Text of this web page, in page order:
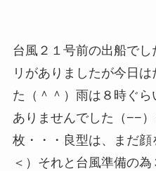
台風２１号前の出船で
リがありましたが今日
た（＾＾）雨は８時ぐ
ありませんでした（−−
枚・・・良型は、まだ顔
＜）それと台風準備の